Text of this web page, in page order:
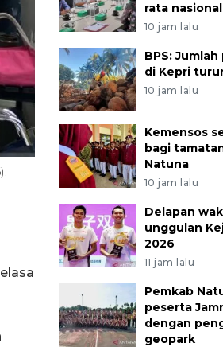
rata nasional
10 jam lalu
BPS:
di Kepri
10 jam lalu
Kemensos
bagi
Natuna
10 jam lalu
Delapan
unggulan
2026
11 jam lalu
Pemkab
peserta
dengan
geopark